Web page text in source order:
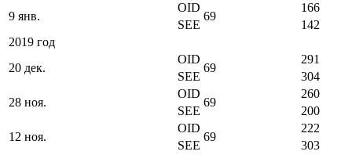
9 янв.
OID
69
166
SEE
142
2019 год
20 дек.
OID
69
291
SEE
304
28 ноя.
OID
69
260
SEE
200
12 ноя.
OID
69
222
SEE
303